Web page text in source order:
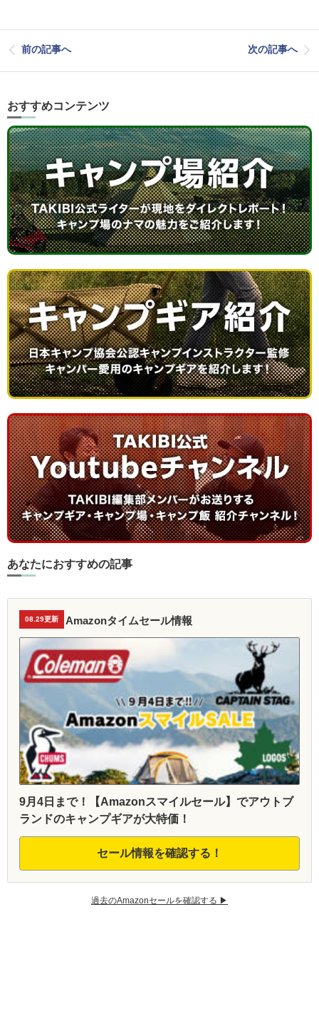
前の記事へ 次の記事へ
おすすめコンテンツ
あなたにおすすめの記事
08.29更新 Amazonタイムセール情報
9月4日まで！【Amazonスマイルセール】でアウトブ
ランドのキャンプギアが大特価！
セール情報を確認する！
過去のAmazonセールを確認する ▶︎